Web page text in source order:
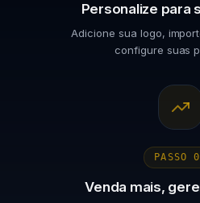
Personalize para
Adicione sua logo,
configure suas
PASSO
Venda mais,